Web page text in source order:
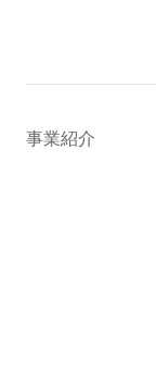
事業紹介